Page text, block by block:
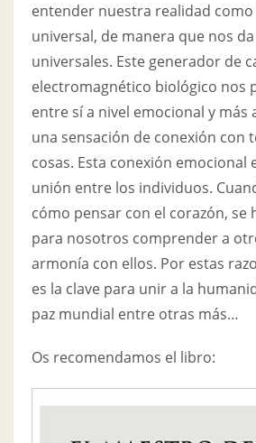
entender nuestra realidad como
universal, de manera que nos
universales. Este generador de
electromagnético biológico nos
entre sí a nivel emocional y más
una sensación de conexión con
cosas. Esta conexión emocional
unión entre los individuos.
cómo pensar con el corazón, se
para nosotros comprender a
armonía con ellos. Por estas
es la clave para unir a la
paz mundial entre otras más…
Os recomendamos el libro: